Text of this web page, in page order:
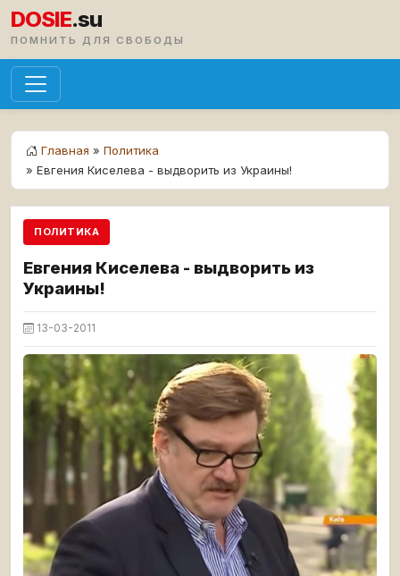
DOSIE.su
ПОМНИТЬ ДЛЯ СВОБОДЫ
Главная » Политика
» Евгения Киселева - выдворить из Украины!
ПОЛИТИКА
Евгения Киселева - выдворить из
Украины!
13-03-2011